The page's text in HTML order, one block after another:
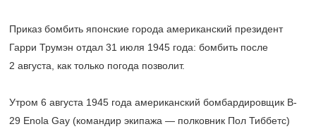
Приказ бомбить японские города американский президент
Гарри Трумэн отдал 31 июля 1945 года: бомбить после
2 августа, как только погода позволит.
Утром 6 августа 1945 года американский бомбардировщик B-
29 Enola Gay (командир экипажа — полковник Пол Тиббетс)